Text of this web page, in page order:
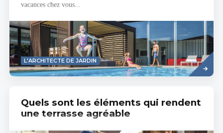
vacances chez vous...
L'ARCHITECTE DE JARDIN
Savoir
plus
Quels sont les éléments qui rendent
une terrasse agréable